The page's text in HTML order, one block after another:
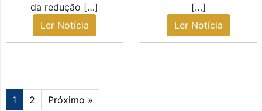
da redução […]
Ler Notícia
[…]
Ler Notícia
1 2 Próximo »